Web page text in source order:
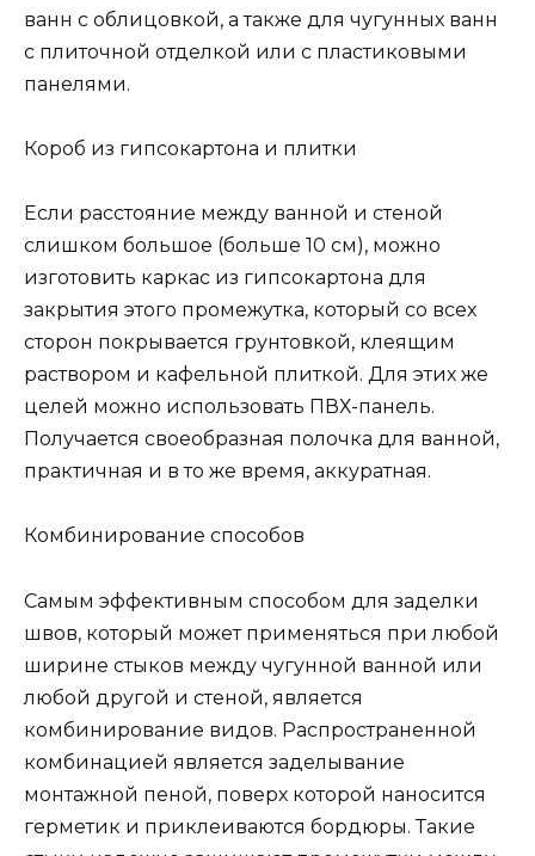
ванн с облицовкой, а также для чугунных ванн
с плиточной отделкой или с пластиковыми
панелями.
Короб из гипсокартона и плитки
Если расстояние между ванной и стеной
слишком большое (больше 10 см), можно
изготовить каркас из гипсокартона для
закрытия этого промежутка, который со всех
сторон покрывается грунтовкой, клеящим
раствором и кафельной плиткой. Для этих же
целей можно использовать ПВХ-панель.
Получается своеобразная полочка для ванной,
практичная и в то же время, аккуратная.
Комбинирование способов
Самым эффективным способом для заделки
швов, который может применяться при любой
ширине стыков между чугунной ванной или
любой другой и стеной, является
комбинирование видов. Распространенной
комбинацией является заделывание
монтажной пеной, поверх которой наносится
герметик и приклеиваются бордюры. Такие